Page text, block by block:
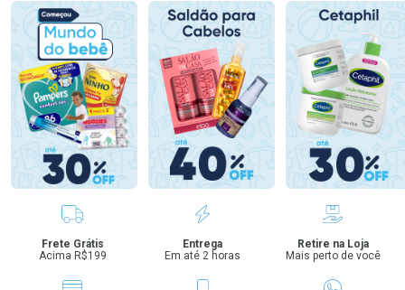
Benefícios
Frete Grátis
Acima R$199
Entrega
Em até 2 horas
Retire na Loja
Mais perto de você